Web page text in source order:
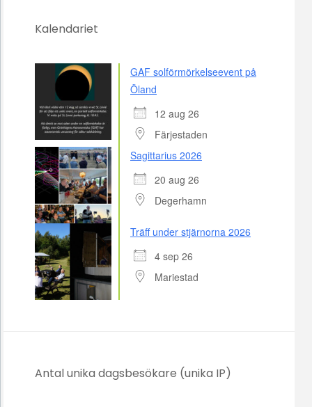
Kalendariet
GAF solförmörkelseevent på
Öland
12 aug 26
Färjestaden
Sagittarius 2026
20 aug 26
Degerhamn
Träff under stjärnorna 2026
4 sep 26
Mariestad
Antal unika dagsbesökare (unika IP)